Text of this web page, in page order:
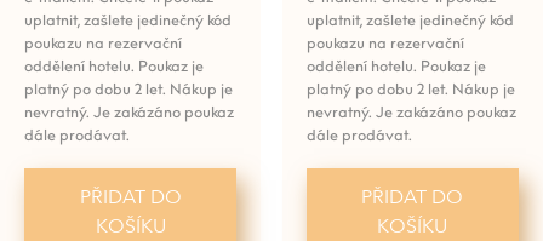
uplatnit, zašlete jedinečný kód
poukazu na rezervační
oddělení hotelu. Poukaz je
platný po dobu 2 let. Nákup je
nevratný. Je zakázáno poukaz
dále prodávat.
PŘIDAT DO
KOŠÍKU
uplatnit, zašlete jedinečný kód
poukazu na rezervační
oddělení hotelu. Poukaz je
platný po dobu 2 let. Nákup je
nevratný. Je zakázáno poukaz
dále prodávat.
PŘIDAT DO
KOŠÍKU